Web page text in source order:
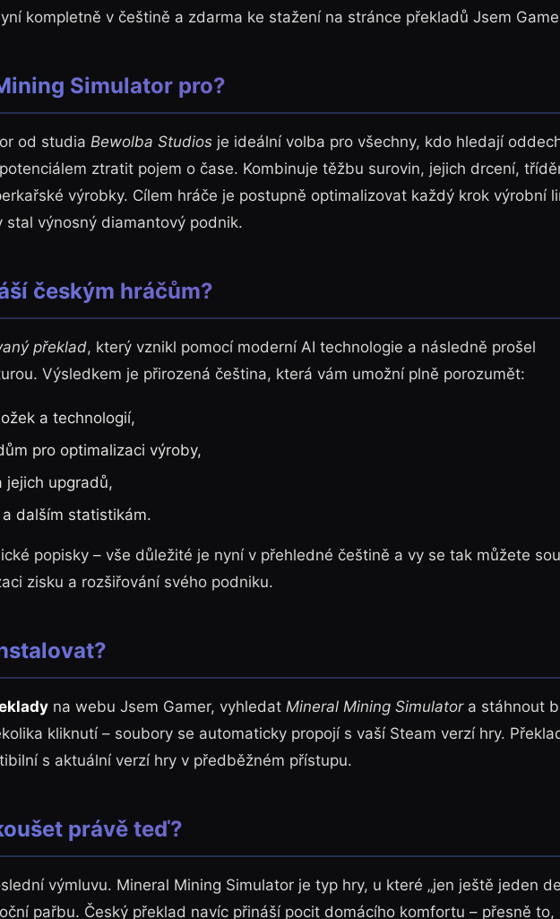
kompletně v češtině a zdarma ke stažení na stránce překladů Jsem
Simulator pro?
od studia Bewolba Studios je ideální volba pro všechny, kdo hledají
ztratit pojem o čase. Kombinuje těžbu surovin, jejich drcení,
výrobky. Cílem hráče je postupně optimalizovat každý krok výrobní
stal výnosný diamantový podnik.
českým hráčům?
překlad, který vznikl pomocí moderní AI technologie a následně prošel
Výsledkem je přirozená čeština, která vám umožní plně porozumět:
a technologií,
pro optimalizaci výroby,
jejich upgradů,
dalším statistikám.
popisky – vše důležité je nyní v přehledné češtině a vy se tak můžete
zisku a rozšiřování svého podniku.
na webu Jsem Gamer, vyhledat Mineral Mining Simulatora stáhnout
kliknutí – soubory se automaticky propojí s vaší Steam verzí hry.
s aktuální verzí hry v předběžném přístupu.
právě teď?
výmluvu. Mineral Mining Simulator je typ hry, u které „jen ještě jeden
pařbu. Český překlad navíc přináší pocit domácího komfortu – přesně to,